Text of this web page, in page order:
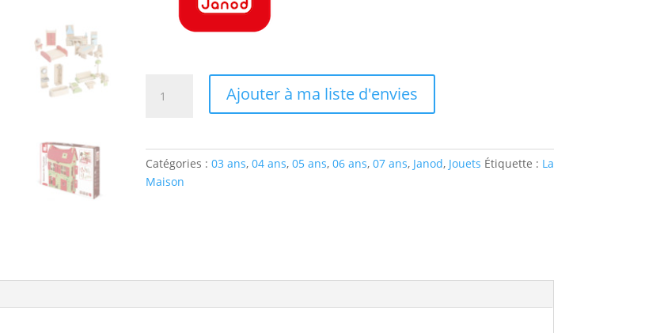
POUPÉE
Ajouter à ma liste d'envies
Catégories : 03 ans, 04 ans, 05 ans, 06 ans, 07 ans, Janod, Jouets Étiquette : La
Maison